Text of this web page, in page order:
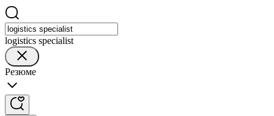
logistics specialist
Резюме